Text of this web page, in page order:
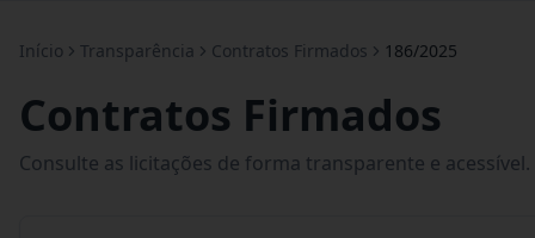
Início Transparência Contratos Firmados 186/2025
Contratos Firmados
Consulte as licitações de forma transparente e acessível.